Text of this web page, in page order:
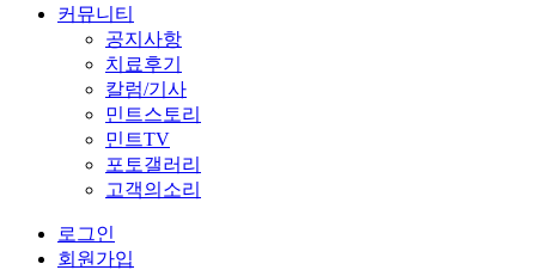
커뮤니티
공지사항
치료후기
칼럼/기사
민트스토리
민트TV
포토갤러리
고객의소리
로그인
회원가입